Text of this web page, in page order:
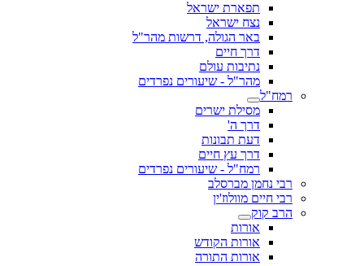
תפארת ישראל
נצח ישראל
באר הגולה, דרשות מהר"ל
דרך חיים
נתיבות עולם
מהר"ל - שיעורים נפרדים
רמח"ל
מסילת ישרים
דרך ה'
דעת תבונות
דרך עץ חיים
רמח"ל - שיעורים נפרדים
רבי נחמן מברסלב
רבי חיים מוולוז'ין
הרב קוק
אורות
אורות הקודש
אורות התורה